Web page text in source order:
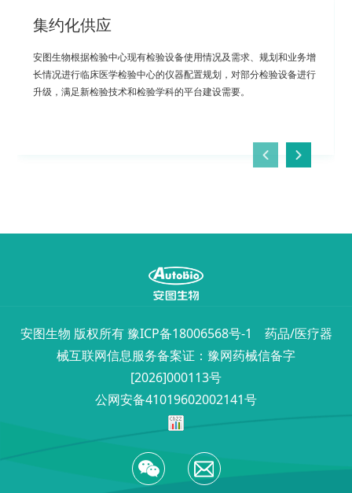
集约化供应
安图生物根据检验中心现有检验设备使用情况及需求、规划和业务增
长情况进行临床医学检验中心的仪器配置规划，对部分检验设备进行
升级，满足新检验技术和检验学科的平台建设需要。
区域医学检验中心建设
重点依托医院检验科为主体建设区域医学检验中心，利用公司平台、
区域LIS云及冷链物流，提供涵盖场地规划设计、设备升级、集约化
供应、质量服务、6S精益化管理、ISO15189实验室认可，实现质量
安图生物 版权所有豫ICP备18006568号-1
药品/医疗器
械互联网信息服务备案证：豫网药械信备字
[2026]000113号
公网安备41019602002141号